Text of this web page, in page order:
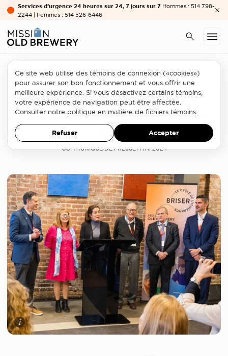
Services d’urgence 24 heures sur 24, 7 jours sur 7 Hommes : 514 798-
2244 | Femmes : 514 526-6446
Philanthropie
Lancement de la campagne
majeure de financement 2023-
2028
COMMUNIQUÉ DE PRESSE1 MAI 2024
i
Ce site web utilise des témoins de connexion («cookies»)
pour assurer son bon fonctionnement et vous offrir une
meilleure expérience. Si vous désactivez certains témoins,
votre expérience de navigation peut être affectée.
Consulter notre politique en matière de fichiers témoins
Refuser Accepter